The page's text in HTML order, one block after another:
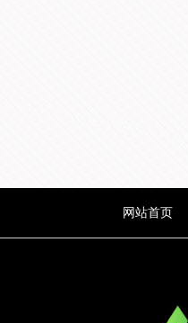
网站首页